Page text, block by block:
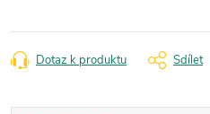
Dotaz k produktu Sdílet